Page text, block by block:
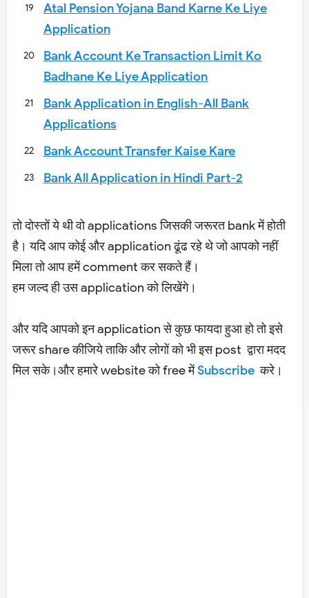
Atal Pension Yojana Band Karne Ke Liye
Application
Bank Account Ke Transaction Limit Ko
Badhane Ke Liye Application
Bank Application in English-All Bank
Applications
Bank Account Transfer Kaise Kare
Bank All Application in Hindi Part-2
तो दोस्तों ये थी वो applications जिसकी जरूरत bank में होती
है। यदि आप कोई और application ढूंढ रहे थे जो आपको नहीं
मिला तो आप हमें comment कर सकते हैं।
हम जल्द ही उस application को लिखेंगे।
और यदि आपको इन application से कुछ फायदा हुआ हो तो इसे
जरूर share कीजिये ताकि और लोगों को भी इस post द्वारा मदद
मिल सके।और हमारे website को free मेंSubscribe करे।